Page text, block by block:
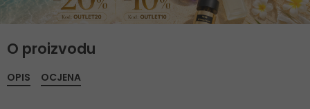
O proizvodu
OPIS OCJENA